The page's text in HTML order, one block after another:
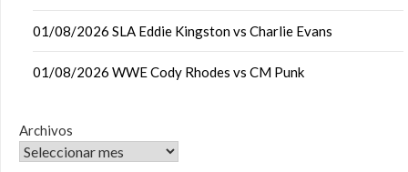
01/08/2026 SLA Eddie Kingston vs Charlie Evans
01/08/2026 WWE Cody Rhodes vs CM Punk
Archivos